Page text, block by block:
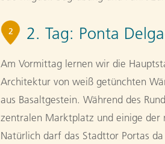
2 2. Tag: Ponta
Am Vormittag lernen wir die
Architektur von weiß getünchten
aus Basaltgestein. Während des
zentralen Marktplatz und einige der
Natürlich darf das Stadttor Portas